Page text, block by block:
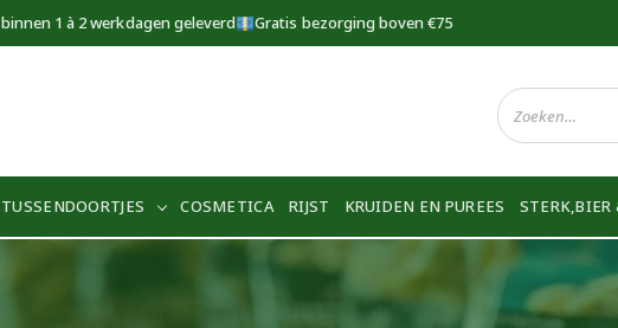
binnen 1 à 2 werkdagen geleverd Gratis bezorging boven €75
TUSSENDOORTJES COSMETICA RIJST KRUIDEN EN PUREES STERK,BIER